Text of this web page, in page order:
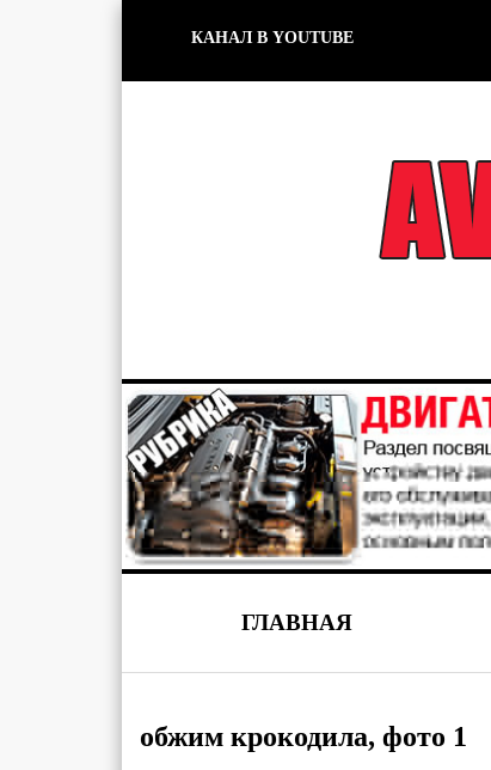
КАНАЛ В YOUTUBE
ГЛАВНАЯ
обжим крокодила, фото 1